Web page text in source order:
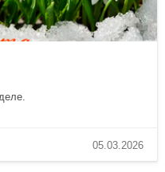
05.03.2026